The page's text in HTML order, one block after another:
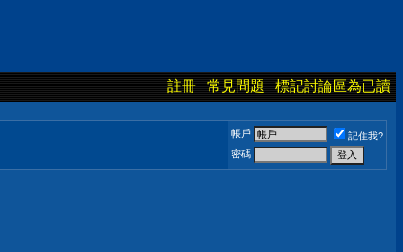
註冊 常見問題 標記討論區為已讀
帳戶
記住我?
密碼